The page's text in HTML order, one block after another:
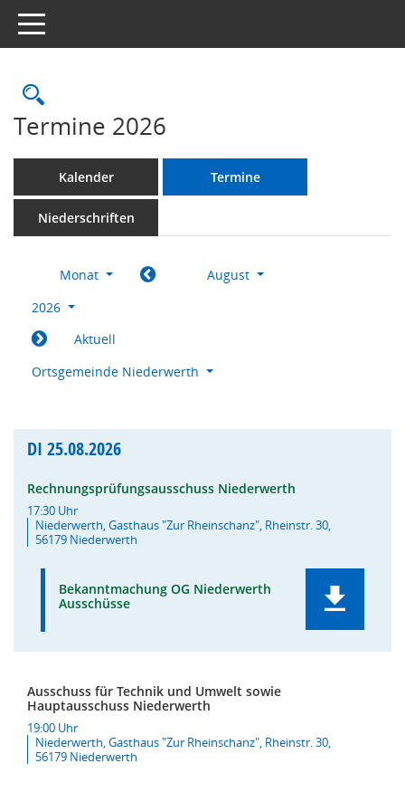
Toggle navigation
Rechercheauswahl
Termine 2026
Kalender Termine
Niederschriften
Monat
August
2026
Aktuell
Ortsgemeinde Niederwerth
DI 25.08.2026
Rechnungsprüfungsausschuss Niederwerth
17:30 Uhr
Niederwerth, Gasthaus "Zur Rheinschanz", Rheinstr. 30,
56179 Niederwerth
Bekanntmachung OG Niederwerth
Ausschüsse
Ausschuss für Technik und Umwelt sowie
Hauptausschuss Niederwerth
19:00 Uhr
Niederwerth, Gasthaus "Zur Rheinschanz", Rheinstr. 30,
56179 Niederwerth